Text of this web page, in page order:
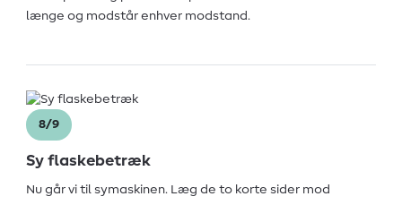
længe og modstår enhver modstand.
8/9
Sy flaskebetræk
Nu går vi til symaskinen. Læg de to korte sider mod